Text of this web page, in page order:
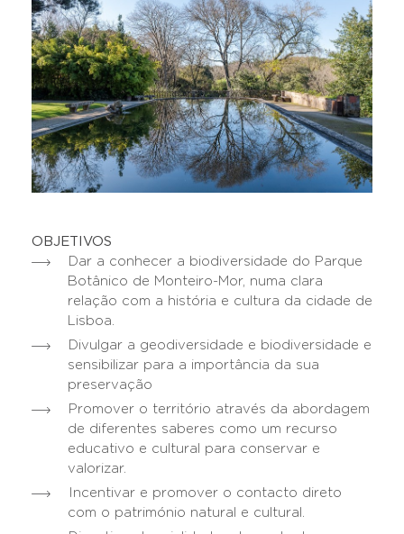
OBJETIVOS
Dar a conhecer a biodiversidade do Parque
Botânico de Monteiro-Mor, numa clara
relação com a história e cultura da cidade de
Lisboa.
Divulgar a geodiversidade e biodiversidade e
sensibilizar para a importância da sua
preservação
Promover o território através da abordagem
de diferentes saberes como um recurso
educativo e cultural para conservar e
valorizar.
Incentivar e promover o contacto direto
com o património natural e cultural.